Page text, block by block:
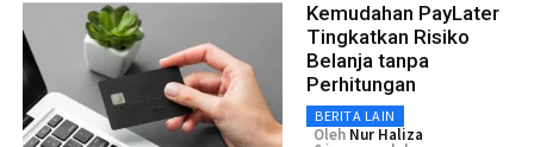
Kemudahan PayLater
Tingkatkan Risiko
Belanja tanpa
Perhitungan
BERITA LAIN
Oleh Nur Haliza